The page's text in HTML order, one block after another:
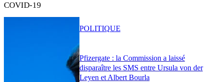
COVID-19
Pfizergate : la Commission a laissé
disparaître les SMS entre Ursula von der
Leyen et Albert Bourla
POLITIQUE